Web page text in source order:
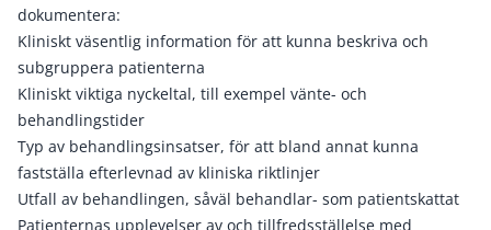
dokumentera:
Kliniskt väsentlig information för att kunna beskriva och
subgruppera patienterna
Kliniskt viktiga nyckeltal, till exempel vänte- och
behandlingstider
Typ av behandlingsinsatser, för att bland annat kunna
fastställa efterlevnad av kliniska riktlinjer
Utfall av behandlingen, såväl behandlar- som patientskattat
Patienternas upplevelser av och tillfredsställelse med